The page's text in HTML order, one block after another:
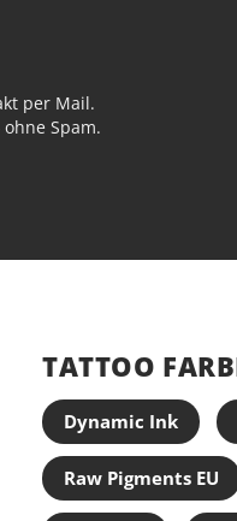
per Mail.
Spam.
TATTOO
Dynamic Ink
Raw Pigments EU